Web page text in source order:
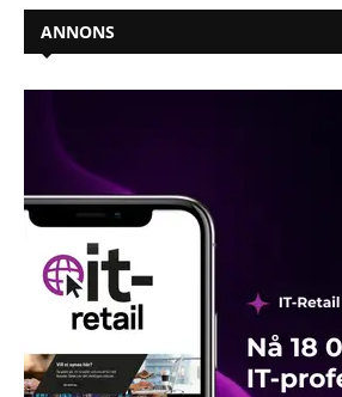
ANNONS